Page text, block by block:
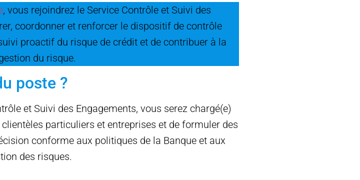
, vous rejoindrez le Service Contrôle et Suivi des
coordonner et renforcer le dispositif de contrôle
proactif du risque de crédit et de contribuer à la
du risque.
poste ?
et Suivi des Engagements, vous serez chargé(e)
particuliers et entreprises et de formuler des
conforme aux politiques de la Banque et aux
des risques.